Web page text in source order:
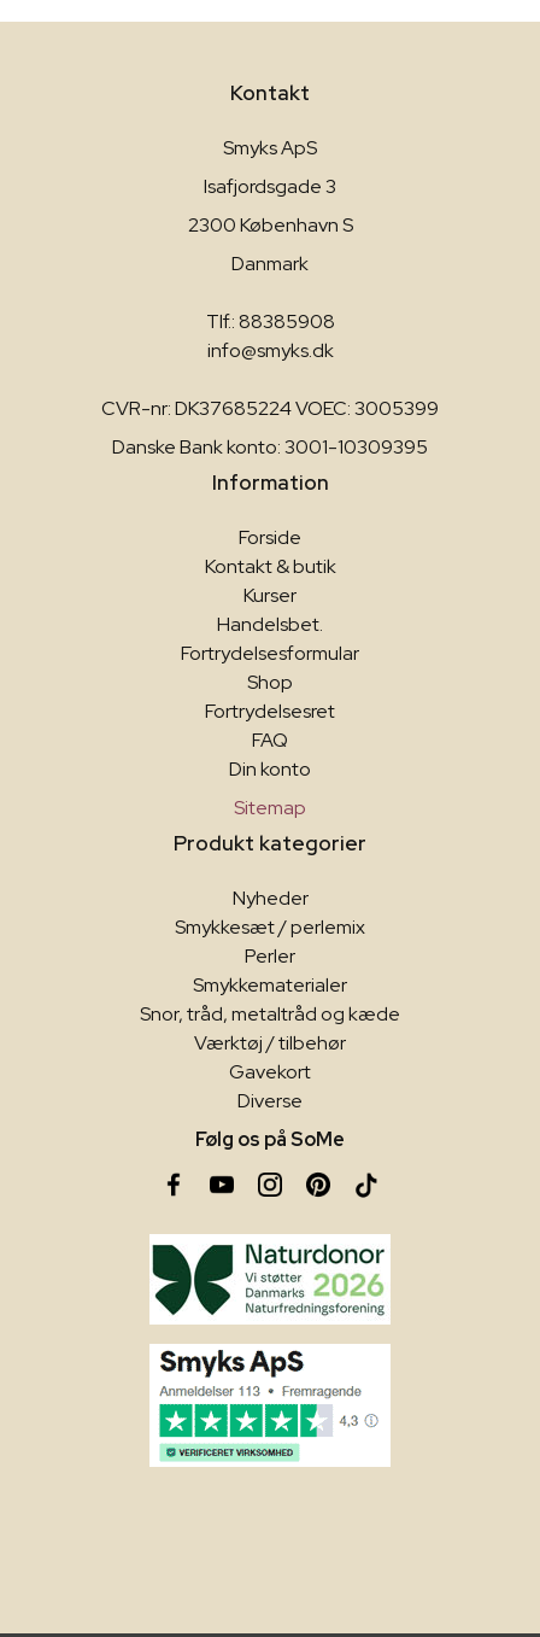
Kontakt
Smyks ApS
Isafjordsgade 3
2300 København S
Danmark
Tlf.: 88385908
info@smyks.dk
CVR-nr: DK37685224 VOEC: 3005399
Danske Bank konto: 3001-10309395
Information
Forside
Kontakt & butik
Kurser
Handelsbet.
Fortrydelsesformular
Shop
Fortrydelsesret
FAQ
Din konto
Sitemap
Produkt kategorier
Nyheder
Smykkesæt / perlemix
Perler
Smykkematerialer
Snor, tråd, metaltråd og kæde
Værktøj / tilbehør
Gavekort
Diverse
Følg os på SoMe